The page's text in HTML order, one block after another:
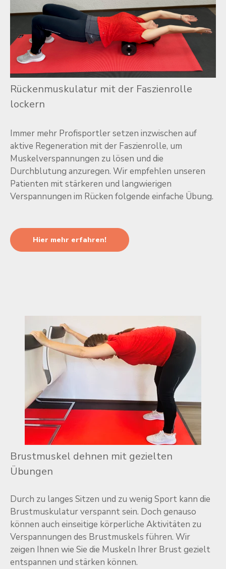
Rückenmuskulatur mit der Faszienrolle
lockern
Immer mehr Profisportler setzen inzwischen auf
aktive Regeneration mit der Faszienrolle, um
Muskelverspannungen zu lösen und die
Durchblutung anzuregen. Wir empfehlen unseren
Patienten mit stärkeren und langwierigen
Verspannungen im Rücken folgende einfache Übung.
Hier mehr erfahren!
Brustmuskel dehnen mit gezielten
Übungen
Durch zu langes Sitzen und zu wenig Sport kann die
Brustmuskulatur verspannt sein. Doch genauso
können auch einseitige körperliche Aktivitäten zu
Verspannungen des Brustmuskels führen. Wir
zeigen Ihnen wie Sie die Muskeln Ihrer Brust gezielt
entspannen und stärken können.